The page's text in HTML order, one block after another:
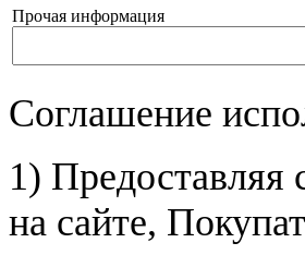
Прочая информация
Соглашение
1) Предоставляя
на сайте,